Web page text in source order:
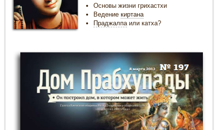
Основы жизни грихастхи
Ведение киртана
Праджалпаили катха?